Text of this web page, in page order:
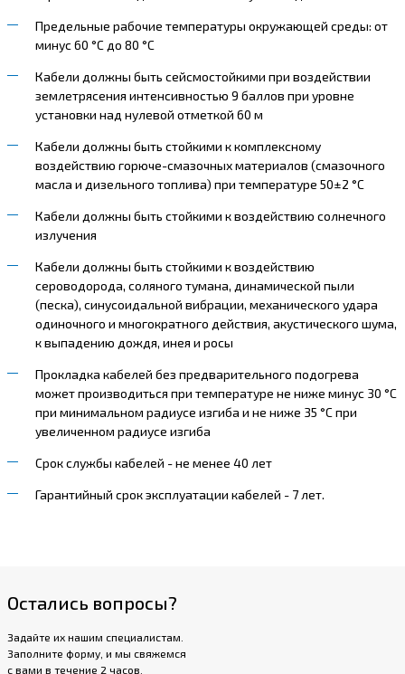
Предельные рабочие температуры окружающей среды: от
минус 60 °С до 80 °С
Кабели должны быть сейсмостойкими при воздействии
землетрясения интенсивностью 9 баллов при уровне
установки над нулевой отметкой 60 м
Кабели должны быть стойкими к комплексному
воздействию горюче-смазочных материалов (смазочного
масла и дизельного топлива) при температуре 50±2 °С
Кабели должны быть стойкими к воздействию солнечного
излучения
Кабели должны быть стойкими к воздействию
сероводорода, соляного тумана, динамической пыли
(песка), синусоидальной вибрации, механического удара
одиночного и многократного действия, акустического шума,
к выпадению дождя, инея и росы
Прокладка кабелей без предварительного подогрева
может производиться при температуре не ниже минус 30 °С
при минимальном радиусе изгиба и не ниже 35 °С при
увеличенном радиусе изгиба
Срок службы кабелей - не менее 40 лет
Гарантийный срок эксплуатации кабелей - 7 лет.
Остались вопросы?
Задайте их нашим специалистам.
Заполните форму, и мы свяжемся
с вами в течение 2 часов.